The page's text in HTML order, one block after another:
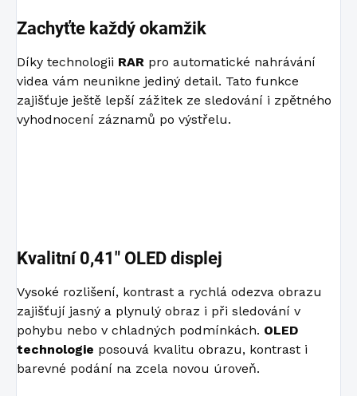
Zachyťte každý okamžik
Díky technologii RAR pro automatické nahrávání
videa vám neunikne jediný detail. Tato funkce
zajišťuje ještě lepší zážitek ze sledování i zpětného
vyhodnocení záznamů po výstřelu.
Kvalitní 0,41″ OLED displej
Vysoké rozlišení, kontrast a rychlá odezva obrazu
zajišťují jasný a plynulý obraz i při sledování v
pohybu nebo v chladných podmínkách. OLED
technologie posouvá kvalitu obrazu, kontrast i
barevné podání na zcela novou úroveň.